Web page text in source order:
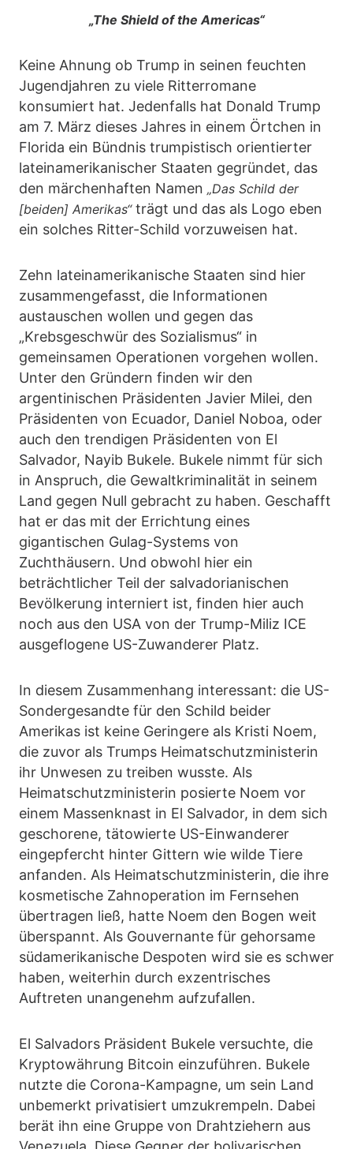
„The Shield of the Americas“
Keine Ahnung ob Trump in seinen feuchten
Jugendjahren zu viele Ritterromane
konsumiert hat. Jedenfalls hat Donald Trump
am 7. März dieses Jahres in einem Örtchen in
Florida ein Bündnis trumpistisch orientierter
lateinamerikanischer Staaten gegründet, das
den märchenhaften Namen „Das Schild der
[beiden] Amerikas“trägt und das als Logo eben
ein solches Ritter-Schild vorzuweisen hat.
Zehn lateinamerikanische Staaten sind hier
zusammengefasst, die Informationen
austauschen wollen und gegen das
„Krebsgeschwür des Sozialismus“ in
gemeinsamen Operationen vorgehen wollen.
Unter den Gründern finden wir den
argentinischen Präsidenten Javier Milei, den
Präsidenten von Ecuador, Daniel Noboa, oder
auch den trendigen Präsidenten von El
Salvador, Nayib Bukele. Bukele nimmt für sich
in Anspruch, die Gewaltkriminalität in seinem
Land gegen Null gebracht zu haben. Geschafft
hat er das mit der Errichtung eines
gigantischen Gulag-Systems von
Zuchthäusern. Und obwohl hier ein
beträchtlicher Teil der salvadorianischen
Bevölkerung interniert ist, finden hier auch
noch aus den USA von der Trump-Miliz ICE
ausgeflogene US-Zuwanderer Platz.
In diesem Zusammenhang interessant: die US-
Sondergesandte für den Schild beider
Amerikas ist keine Geringere als Kristi Noem,
die zuvor als Trumps Heimatschutzministerin
ihr Unwesen zu treiben wusste. Als
Heimatschutzministerin posierte Noem vor
einem Massenknast in El Salvador, in dem sich
geschorene, tätowierte US-Einwanderer
eingepfercht hinter Gittern wie wilde Tiere
anfanden. Als Heimatschutzministerin, die ihre
kosmetische Zahnoperation im Fernsehen
übertragen ließ, hatte Noem den Bogen weit
überspannt. Als Gouvernante für gehorsame
südamerikanische Despoten wird sie es schwer
haben, weiterhin durch exzentrisches
Auftreten unangenehm aufzufallen.
El Salvadors Präsident Bukele versuchte, die
Kryptowährung Bitcoin einzuführen. Bukele
nutzte die Corona-Kampagne, um sein Land
unbemerkt privatisiert umzukrempeln. Dabei
berät ihn eine Gruppe von Drahtziehern aus